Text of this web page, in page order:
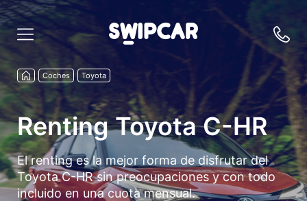
Coches Toyota
Renting Toyota C-HR
El renting es la mejor forma de disfrutar del
Toyota C-HR sin preocupaciones y con todo
incluido en una cuota mensual.